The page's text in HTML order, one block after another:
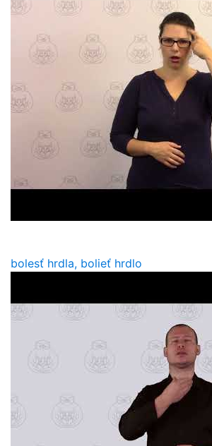
bolesť hrdla, bolieť hrdlo